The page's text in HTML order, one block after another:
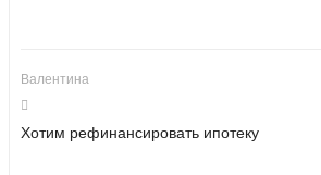
Валентина
Хотим рефинансировать ипотеку